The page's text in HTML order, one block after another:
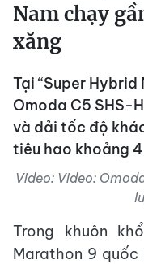
Nam chạy
xăng
Tại “Super
Omoda C5 SHS-
và dải tốc độ
tiêu hao khoảng
Video: Video:
Trong khuôn
Marathon 9